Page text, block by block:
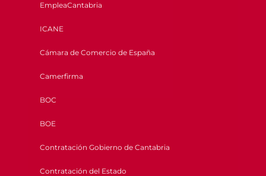
EmpleaCantabria
ICANE
Cámara de Comercio de España
Camerfirma
BOC
BOE
Contratación Gobierno de Cantabria
Contratación del Estado